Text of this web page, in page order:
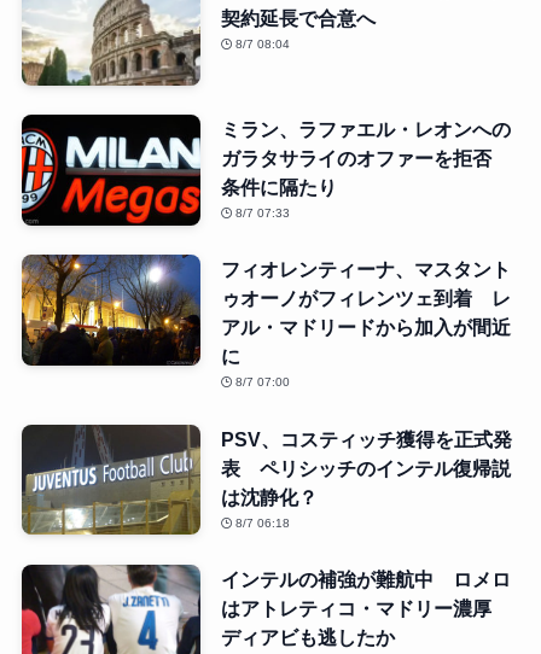
契約延長で合意へ
8/7 08:04
ミラン、ラファエル・レオンへの
ガラタサライのオファーを拒否
条件に隔たり
8/7 07:33
フィオレンティーナ、マスタント
ゥオーノがフィレンツェ到着 レ
アル・マドリードから加入が間近
に
8/7 07:00
PSV、コスティッチ獲得を正式発
表 ペリシッチのインテル復帰説
は沈静化？
8/7 06:18
インテルの補強が難航中 ロメロ
はアトレティコ・マドリー濃厚
ディアビも逃したか